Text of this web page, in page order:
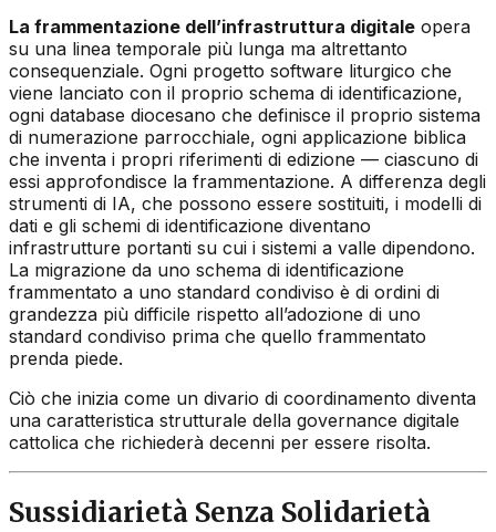
La frammentazione dell’infrastruttura digitale opera
su una linea temporale più lunga ma altrettanto
consequenziale. Ogni progetto software liturgico che
viene lanciato con il proprio schema di identificazione,
ogni database diocesano che definisce il proprio sistema
di numerazione parrocchiale, ogni applicazione biblica
che inventa i propri riferimenti di edizione — ciascuno di
essi approfondisce la frammentazione. A differenza degli
strumenti di IA, che possono essere sostituiti, i modelli di
dati e gli schemi di identificazione diventano
infrastrutture portanti su cui i sistemi a valle dipendono.
La migrazione da uno schema di identificazione
frammentato a uno standard condiviso è di ordini di
grandezza più difficile rispetto all’adozione di uno
standard condiviso prima che quello frammentato
prenda piede.
Ciò che inizia come un divario di coordinamento diventa
una caratteristica strutturale della governance digitale
cattolica che richiederà decenni per essere risolta.
Sussidiarietà Senza Solidarietà